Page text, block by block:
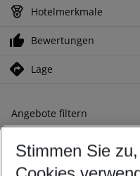
Hotelmerkmale
Bewertungen
Lage
Angebote filtern
Ändern Sie Ihre Kriterien
Abflughafen wählen
Beliebiger
Stimmen Sie